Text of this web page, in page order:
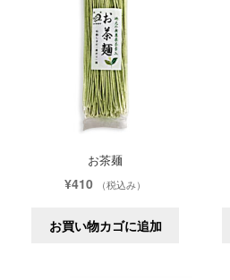
お茶麺
¥410 （税込み）
お買い物カゴに追加